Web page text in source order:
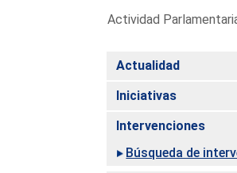
Actividad
Actualidad
Iniciativas
Intervenciones
Búsqueda de